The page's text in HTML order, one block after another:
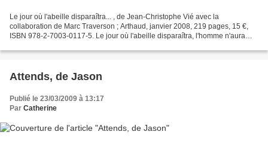
Le jour où l'abeille disparaîtra... , de Jean-Christophe Vié avec la
collaboration de Marc Traverson ; Arthaud, janvier 2008, 219 pages, 15 €,
ISBN 978-2-7003-0117-5. Le jour où l'abeille disparaîtra, l'homme n'aura
Attends, de Jason
Publié le 23/03/2009 à 13:17
Par Catherine